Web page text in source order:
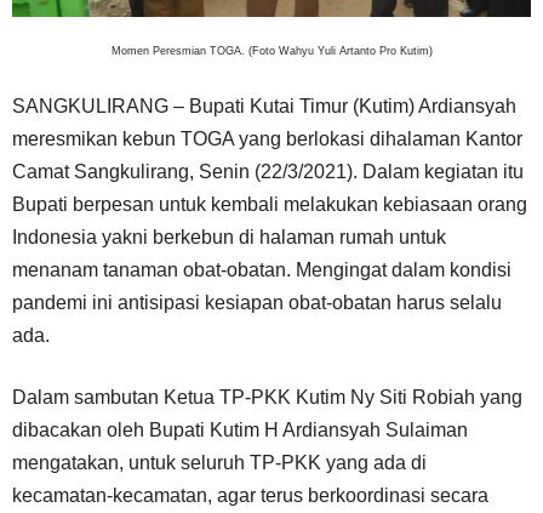
Momen Peresmian TOGA. (Foto Wahyu Yuli Artanto Pro Kutim)
SANGKULIRANG – Bupati Kutai Timur (Kutim) Ardiansyah
meresmikan kebun TOGA yang berlokasi dihalaman Kantor
Camat Sangkulirang, Senin (22/3/2021). Dalam kegiatan itu
Bupati berpesan untuk kembali melakukan kebiasaan orang
Indonesia yakni berkebun di halaman rumah untuk
menanam tanaman obat-obatan. Mengingat dalam kondisi
pandemi ini antisipasi kesiapan obat-obatan harus selalu
ada.
Dalam sambutan Ketua TP-PKK Kutim Ny Siti Robiah yang
dibacakan oleh Bupati Kutim H Ardiansyah Sulaiman
mengatakan, untuk seluruh TP-PKK yang ada di
kecamatan-kecamatan, agar terus berkoordinasi secara